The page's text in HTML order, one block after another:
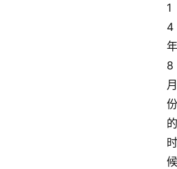
1
4
年
8
月
份
的
时
候